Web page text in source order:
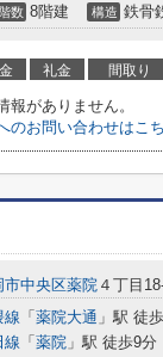
数 8階建 構造 鉄骨
礼金 間取り
報がありません。
のお問い合わせはこ
市中央区薬院 ４丁目
線 「 薬院大通 」駅 徒
線 「 薬院 」駅 徒歩9分